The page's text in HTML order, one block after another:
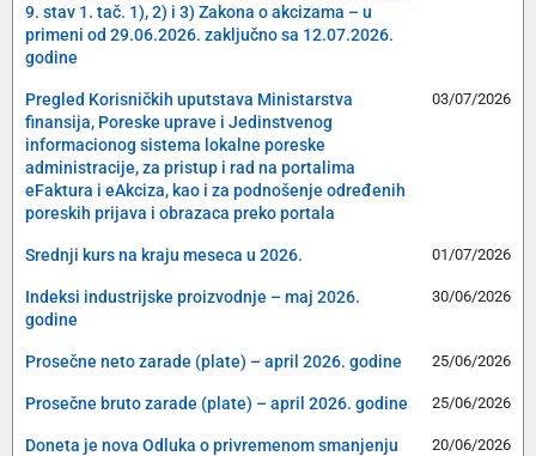
9. stav 1. tač. 1), 2) i 3) Zakona o akcizama – u
primeni od 29.06.2026. zaključno sa 12.07.2026.
godine
Pregled Korisničkih uputstava Ministarstva
finansija, Poreske uprave i Jedinstvenog
informacionog sistema lokalne poreske
administracije, za pristup i rad na portalima
eFaktura i eAkciza, kao i za podnošenje određenih
poreskih prijava i obrazaca preko portala
03/07/2026
Srednji kurs na kraju meseca u 2026. 01/07/2026
Indeksi industrijske proizvodnje – maj 2026.
godine
30/06/2026
Prosečne neto zarade (plate) – april 2026. godine 25/06/2026
Prosečne bruto zarade (plate) – april 2026. godine 25/06/2026
Doneta je nova Odluka o privremenom smanjenju
20/06/2026